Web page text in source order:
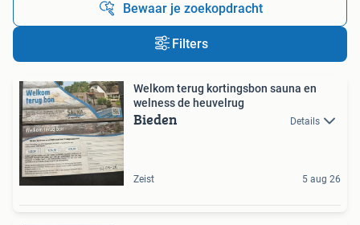
Bewaar je zoekopdracht
Filters
Welkom terug kortingsbon sauna en
welness de heuvelrug
Bieden Details
Zeist 5 aug 26